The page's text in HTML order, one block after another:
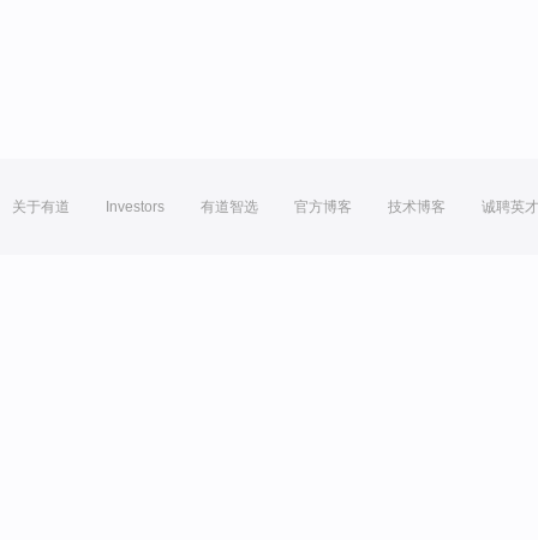
关于有道 Investors 有道智选 官方博客 技术博客 诚聘英才